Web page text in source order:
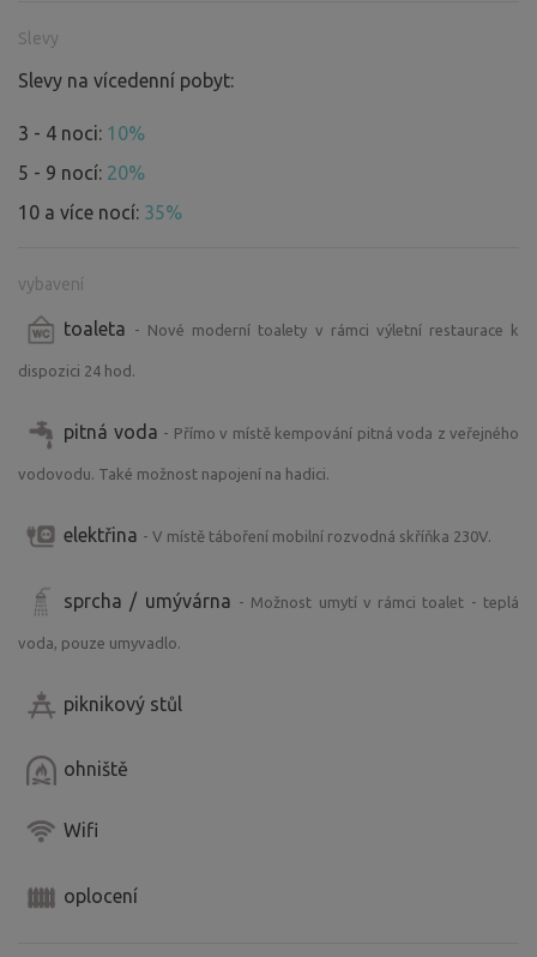
Slevy
Slevy na vícedenní pobyt:
3 - 4 noci: 10%
5 - 9 nocí: 20%
10 a více nocí: 35%
vybavení
toaleta - Nové moderní toalety v rámci výletní restaurace k
dispozici 24 hod.
pitná voda - Přímo v místě kempování pitná voda z veřejného
vodovodu. Také možnost napojení na hadici.
elektřina - V místě táboření mobilní rozvodná skříňka 230V.
sprcha / umývárna - Možnost umytí v rámci toalet - teplá
voda, pouze umyvadlo.
piknikový stůl
ohniště
Wifi
oplocení